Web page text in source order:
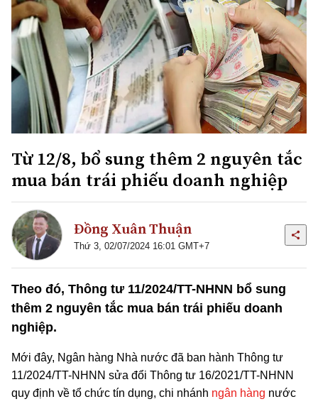
Từ 12/8, bổ sung thêm 2 nguyên tắc
mua bán trái phiếu doanh nghiệp
Đồng Xuân Thuận
Thứ 3, 02/07/2024 16:01 GMT+7
Theo đó, Thông tư 11/2024/TT-NHNN bổ sung
thêm 2 nguyên tắc mua bán trái phiếu doanh
nghiệp.
Mới đây, Ngân hàng Nhà nước đã ban hành Thông tư
11/2024/TT-NHNN sửa đổi Thông tư 16/2021/TT-NHNN
quy định về tổ chức tín dụng, chi nhánh ngân hàng nước